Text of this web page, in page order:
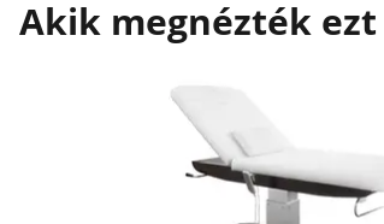
Akik megnézték